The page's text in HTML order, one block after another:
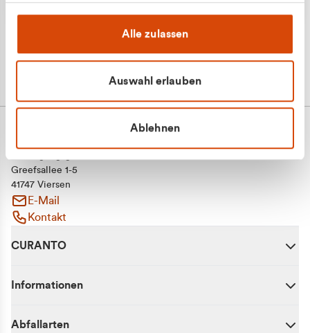
Alle zulassen
Auswahl erlauben
Ablehnen
Greefsallee 1-5
41747 Viersen
E-Mail
Kontakt
CURANTO
Informationen
Abfallarten